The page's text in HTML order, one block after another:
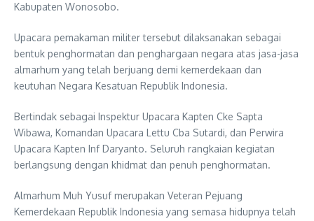
Kabupaten Wonosobo.
Upacara pemakaman militer tersebut dilaksanakan sebagai
bentuk penghormatan dan penghargaan negara atas jasa-jasa
almarhum yang telah berjuang demi kemerdekaan dan
keutuhan Negara Kesatuan Republik Indonesia.
Bertindak sebagai Inspektur Upacara Kapten Cke Sapta
Wibawa, Komandan Upacara Lettu Cba Sutardi, dan Perwira
Upacara Kapten Inf Daryanto. Seluruh rangkaian kegiatan
berlangsung dengan khidmat dan penuh penghormatan.
Almarhum Muh Yusuf merupakan Veteran Pejuang
Kemerdekaan Republik Indonesia yang semasa hidupnya telah